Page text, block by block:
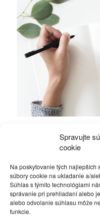
Spravujte
cookie
Na poskytovanie tých najlepších
súbory cookie na ukladanie a/
Súhlas s týmito technológiami
správanie pri prehliadaní alebo
alebo odvolanie súhlasu môže
funkcie.
PROTI
27. apríla 2015